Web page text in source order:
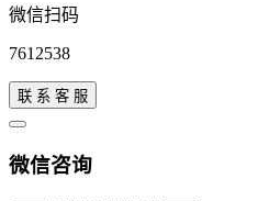
微信扫码
7612538
联 系 客 服
微信咨询